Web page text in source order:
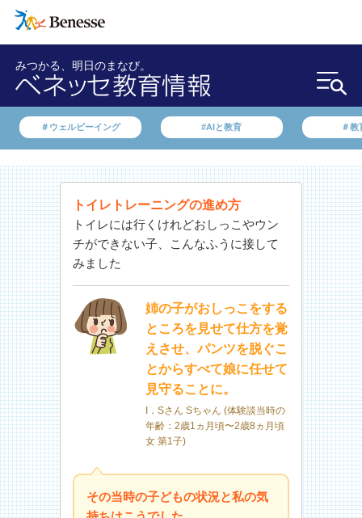
みつかる、明日のまなび。
＃ウェルビーイング #AIと教育 ＃教
トイレトレーニングの進め方
トイレには行くけれどおしっこやウン
チができない子、こんなふうに接して
みました
姉の子がおしっこをする
ところを見せて仕方を覚
えさせ、パンツを脱ぐこ
とからすべて娘に任せて
見守ることに。
I．Sさん Sちゃん (体験談当時の
年齢：2歳1ヵ月頃〜2歳8ヵ月頃
女 第1子)
その当時の子どもの状況と私の気